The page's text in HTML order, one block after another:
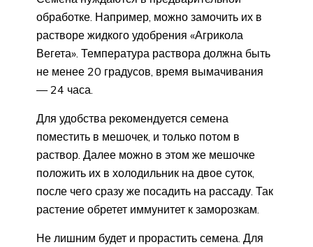
обработке. Например, можно замочить их в
растворе жидкого удобрения «Агрикола
Вегета». Температура раствора должна быть
не менее 20 градусов, время вымачивания
— 24 часа.
Для удобства рекомендуется семена
поместить в мешочек, и только потом в
раствор. Далее можно в этом же мешочке
положить их в холодильник на двое суток,
после чего сразу же посадить на рассаду. Так
растение обретет иммунитет к заморозкам.
Не лишним будет и прорастить семена. Для